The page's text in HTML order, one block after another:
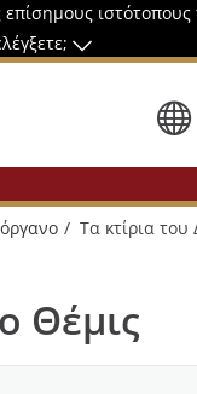
ιστότοπους
Τα κτίρια του
Θέμις